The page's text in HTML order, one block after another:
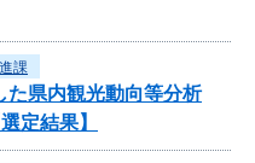
課
た県内観光動向等分析
定結果】